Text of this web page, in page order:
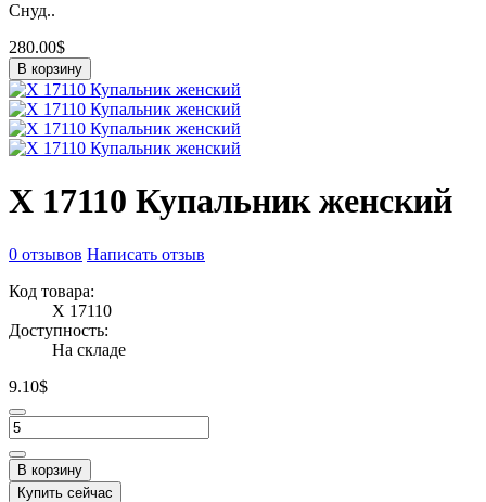
Снуд..
280.00$
В корзину
X 17110 Купальник женский
0 отзывов Написать отзыв
Код товара:
X 17110
Доступность:
На складе
9.10$
В корзину
Купить сейчас